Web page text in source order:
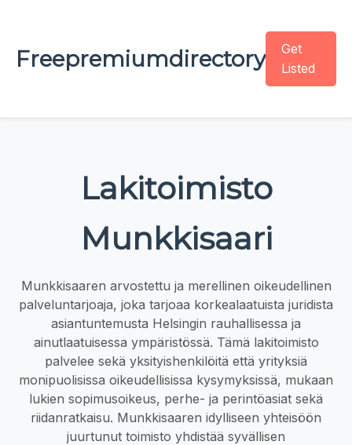
Freepremiumdirectory
Get
Listed
Lakitoimisto
Munkkisaari
Munkkisaaren arvostettu ja merellinen oikeudellinen
palveluntarjoaja, joka tarjoaa korkealaatuista juridista
asiantuntemusta Helsingin rauhallisessa ja
ainutlaatuisessa ympäristössä. Tämä lakitoimisto
palvelee sekä yksityishenkilöitä että yrityksiä
monipuolisissa oikeudellisissa kysymyksissä, mukaan
lukien sopimusoikeus, perhe- ja perintöasiat sekä
riidanratkaisu. Munkkisaaren idylliseen yhteisöön
juurtunut toimisto yhdistää syvällisen